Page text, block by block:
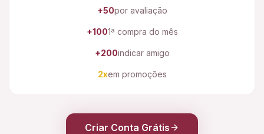
+50por avaliação
+1001ª compra do mês
+200indicar amigo
2xem promoções
Criar Conta Grátis